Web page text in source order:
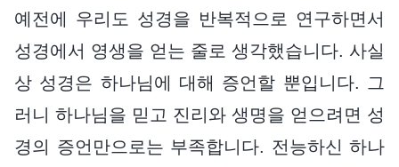
예전에 우리도 성경을 반복적으로 연구하면서
성경에서 영생을 얻는 줄로 생각했습니다. 사실
상 성경은 하나님에 대해 증언할 뿐입니다. 그
러니 하나님을 믿고 진리와 생명을 얻으려면 성
경의 증언만으로는 부족합니다. 전능하신 하나